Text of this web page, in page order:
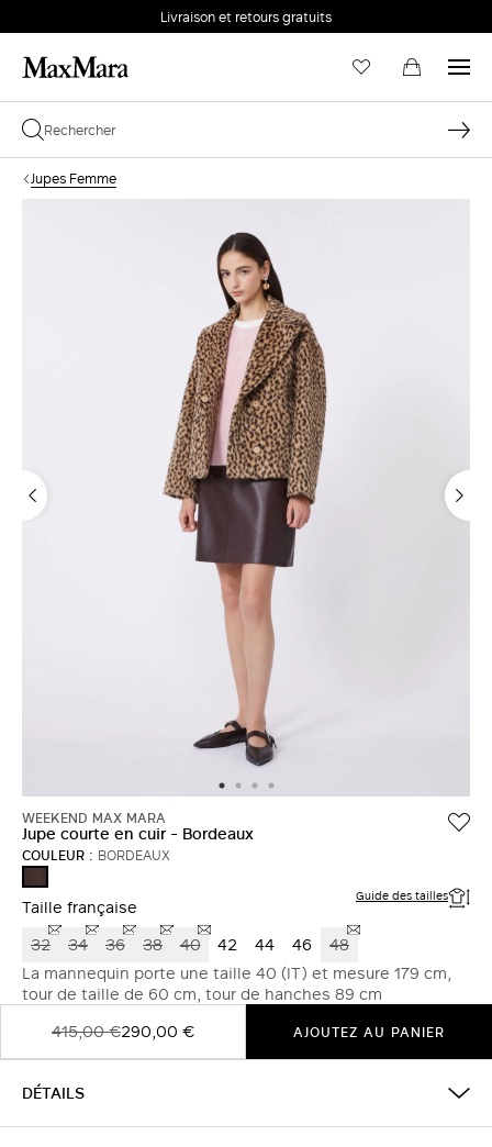
Livraison et retours gratuits
Jupes Femme
WEEKEND MAX MARA
Jupe courte en cuir - Bordeaux
COULEUR : BORDEAUX
Taille française Guide des tailles
32 34 36 38 40 42 44 46
48
La mannequin porte une taille 40 (IT) et mesure 179 cm,
tour de taille de 60 cm, tour de hanches 89 cm
415,00 €290,00 € AJOUTEZ AU PANIER
DÉTAILS